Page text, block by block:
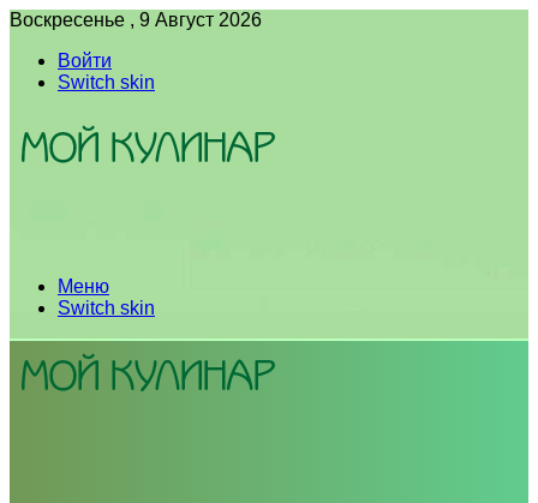
Воскресенье , 9 Август 2026
Войти
Switch skin
Меню
Switch skin